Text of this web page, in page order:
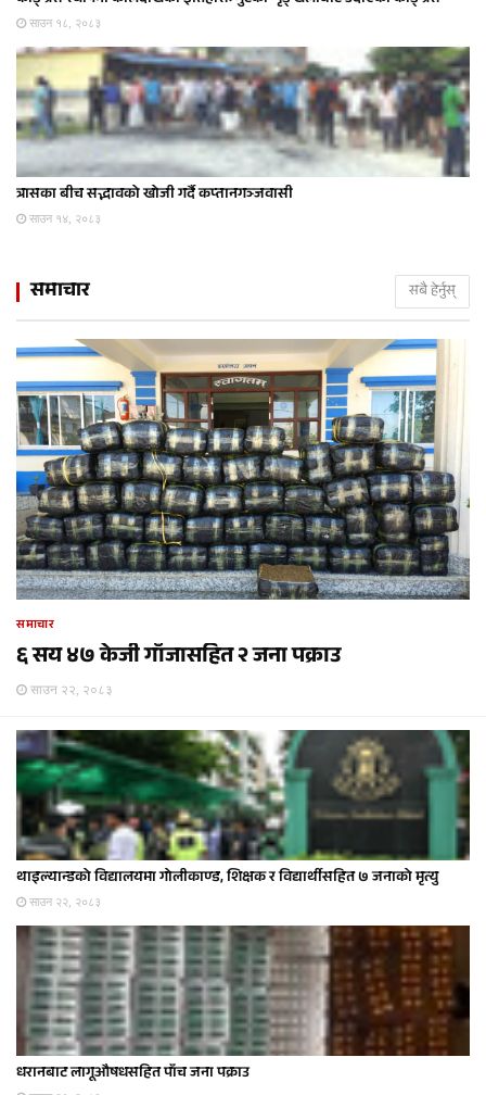
साउन १८, २०८३
त्रासका बीच सद्भावको खोजी गर्दै कप्तानगञ्जवासी
साउन १४, २०८३
समाचार सबै हेर्नुस्
समाचार
६ सय ४७ केजी गाँजासहित २ जना पक्राउ
साउन २२, २०८३
थाइल्यान्डको विद्यालयमा गोलीकाण्ड, शिक्षक र विद्यार्थीसहित ७ जनाको मृत्यु
साउन २२, २०८३
धरानबाट लागूऔषधसहित पाँच जना पक्राउ